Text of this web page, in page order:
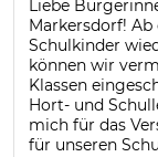
Liebe
Markersdorf! Ab
Schulkinder
können wir
Klassen
Hort- und
mich für das
für unseren